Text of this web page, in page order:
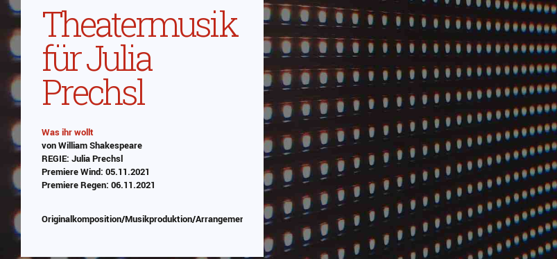
Theatermusik
für Julia
Prechsl
Abspielen
Das Video wird von Youtube eingebettet
abespielt. Es gilt die
Was ihr wollt
von William Shakespeare
REGIE: Julia Prechsl
Premiere Wind: 05.11.2021
Premiere Regen: 06.11.2021
Originalkomposition/Musikproduktion/Arrangement/Einstudierung/Sounddesign/Programmierung